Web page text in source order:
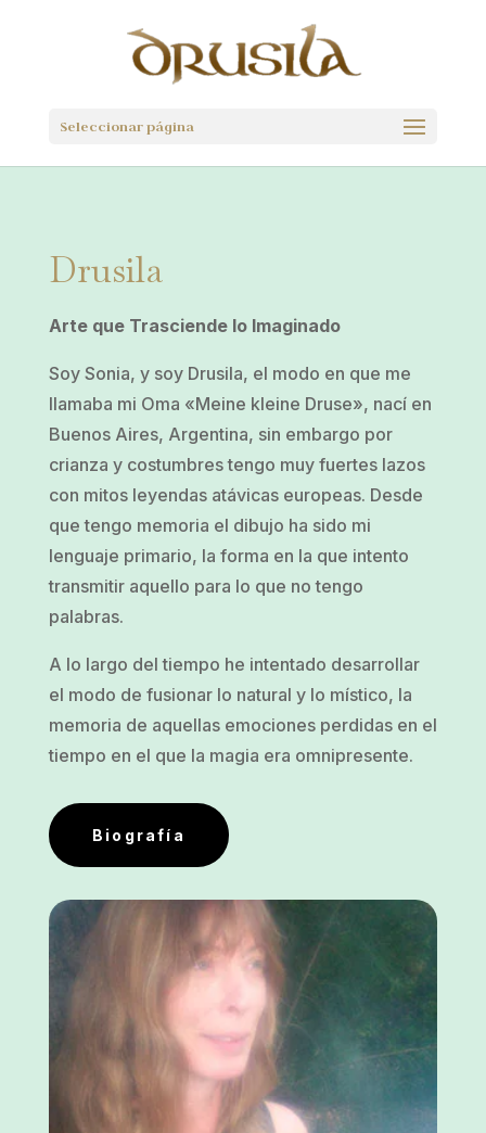
Seleccionar página
Drusila
Arte que Trasciende lo Imaginado
Soy Sonia, y soy Drusila, el modo en que me
llamaba mi Oma «Meine kleine Druse», nací en
Buenos Aires, Argentina, sin embargo por
crianza y costumbres tengo muy fuertes lazos
con mitos leyendas atávicas europeas. Desde
que tengo memoria el dibujo ha sido mi
lenguaje primario, la forma en la que intento
transmitir aquello para lo que no tengo
palabras.
A lo largo del tiempo he intentado desarrollar
el modo de fusionar lo natural y lo místico, la
memoria de aquellas emociones perdidas en el
tiempo en el que la magia era omnipresente.
Biografía